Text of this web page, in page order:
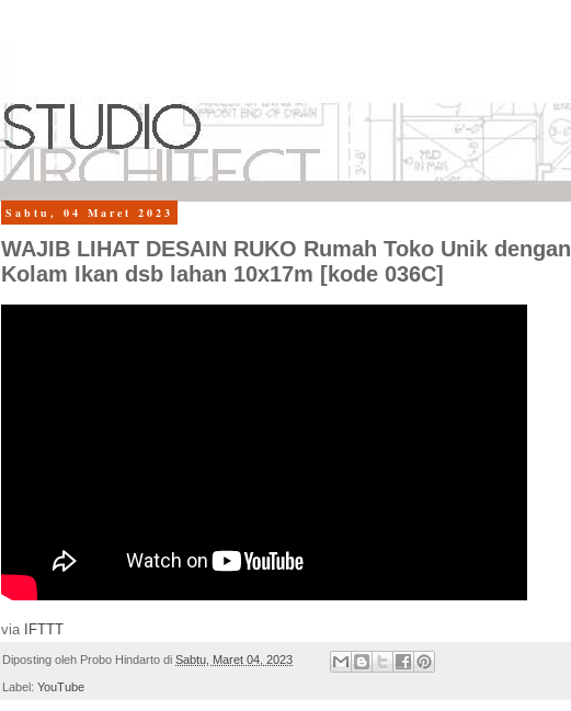
Sabtu, 04 Maret 2023
WAJIB LIHAT DESAIN RUKO Rumah Toko Unik dengan
Kolam Ikan dsb lahan 10x17m [kode 036C]
via IFTTT
Diposting oleh Probo Hindarto di Sabtu, Maret 04, 2023
Label: YouTube